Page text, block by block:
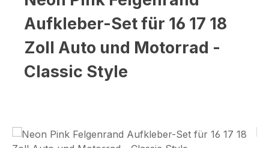
Aufkleber-Set für 16 17 18
Zoll Auto und Motorrad -
Classic Style
Bildergalerie überspringen